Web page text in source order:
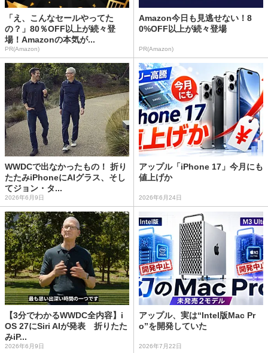
「え、こんなセールやってた
の？」80％OFF以上が続々登
場！Amazonの本気が...
PR(Amazon)
Amazon今日も見逃せない！8
0%OFF以上が続々登場
PR(Amazon)
WWDCで出なかったもの！ 折り
たたみiPhoneにAIグラス、そし
てジョン・タ...
2026年6月9日
アップル「iPhone 17」今月にも
値上げか
2026年6月24日
【3分でわかるWWDC全内容】i
OS 27にSiri AIが発表 折りたた
みiP...
2026年6月9日
アップル、実は“Intel版Mac Pr
o”を開発していた
2026年7月22日